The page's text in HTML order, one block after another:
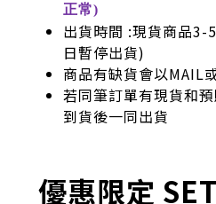
正常)
出貨時間 :現貨商品3-
日暫停出貨)
商品有缺貨會以MAIL
若同筆訂單有現貨和
到貨後一同出貨
優惠限定